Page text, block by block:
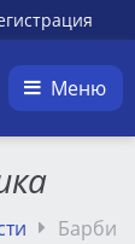
Меню
Барби